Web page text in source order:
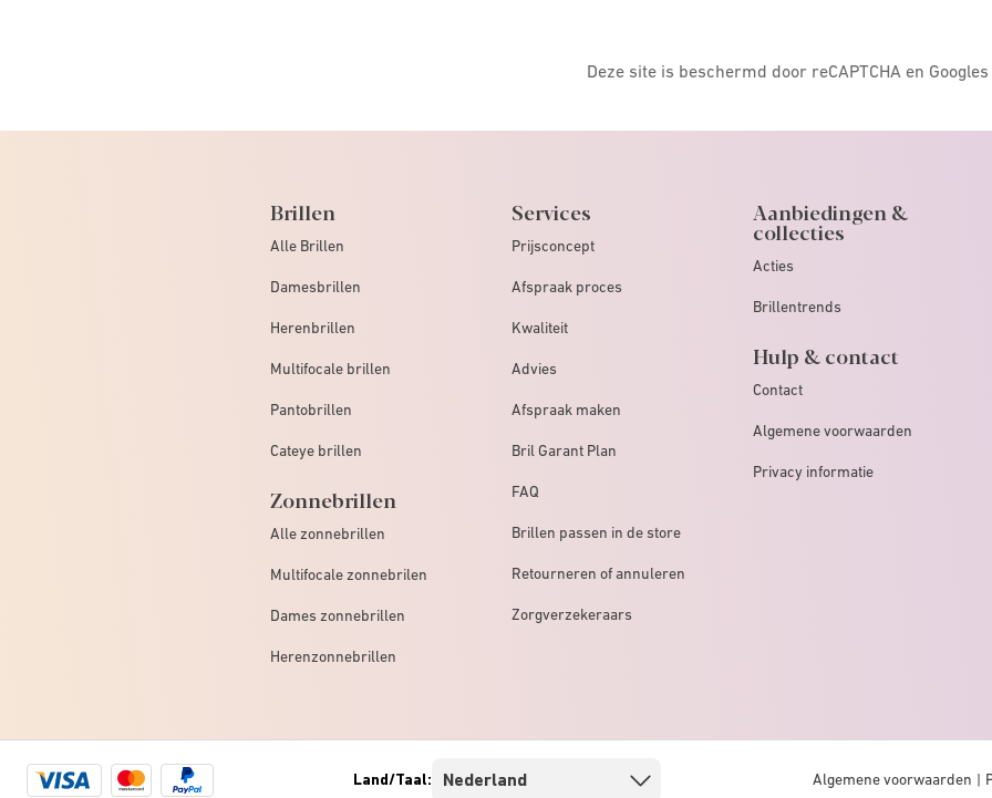
Deze site is beschermd door reCAPTCHA en Googles
Brillen
Alle Brillen
Damesbrillen
Herenbrillen
Multifocale brillen
Pantobrillen
Cateye brillen
Zonnebrillen
Alle zonnebrillen
Multifocale zonnebrilen
Dames zonnebrillen
Herenzonnebrillen
Services
Prijsconcept
Afspraak proces
Kwaliteit
Advies
Afspraak maken
Bril Garant Plan
FAQ
Brillen passen in de store
Retourneren of annuleren
Zorgverzekeraars
Aanbiedingen &
collecties
Acties
Brillentrends
Hulp & contact
Contact
Algemene voorwaarden
Privacy informatie
Visa
Mastercard
Paypal Land/Taal: Algemene voorwaarden